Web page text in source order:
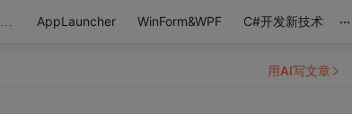
C#互联网桌面应用 AppLauncher WinForm&WPF C#开发新技术 ...
用AI写文章